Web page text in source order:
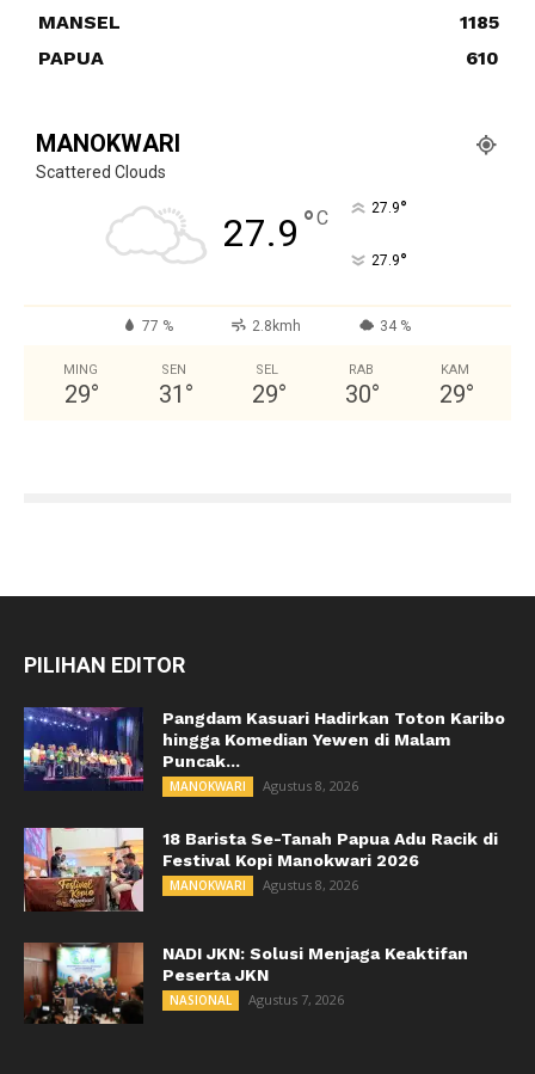
MANSEL
1185
PAPUA
610
MANOKWARI
Scattered Clouds
27.9 °C 27.9°
27.9°
77 % 2.8kmh 34 %
MING
29°
SEN
31 °
SEL
29°
RAB
30°
KAM
29°
PILIHAN EDITOR
Pangdam Kasuari Hadirkan Toton Karibo
hingga Komedian Yewen di Malam
Puncak...
MANOKWARI Agustus 8, 2026
18 Barista Se-Tanah Papua Adu Racik di
Festival Kopi Manokwari 2026
MANOKWARI Agustus 8, 2026
NADI JKN: Solusi Menjaga Keaktifan
Peserta JKN
NASIONAL Agustus 7, 2026